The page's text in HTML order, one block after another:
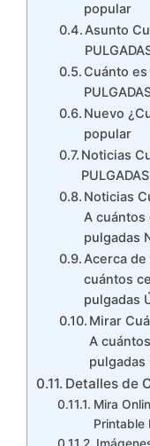
popular
Asunto
Cuánto es
Nuevo
popular
Noticias
Noticias
A
pulgadas
Acerca de
cuántos
pulgadas
Mirar
A
pulgadas
Detalles de
Mira
Printable